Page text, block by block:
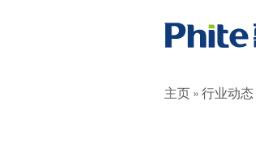
主页»行业动态